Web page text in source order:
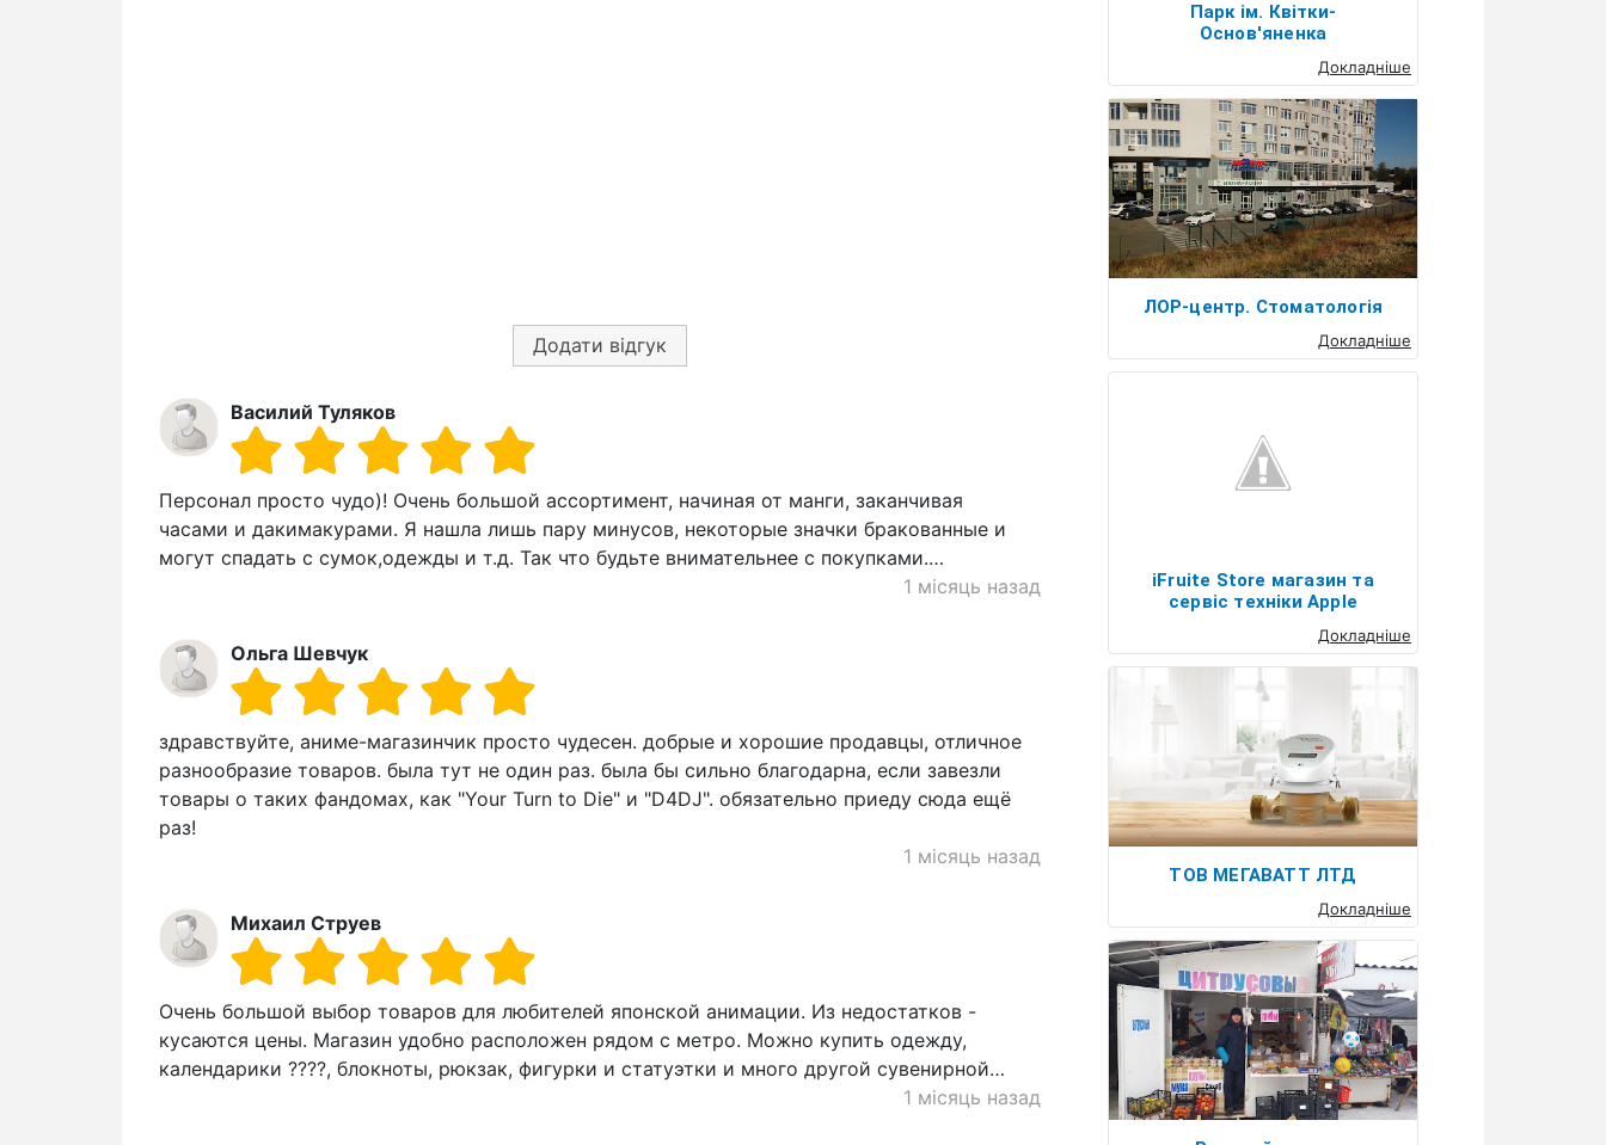
Додати відгук
Василий Туляков
Персонал просто чудо)! Очень большой ассортимент, начиная от манги, заканчивая
часами и дакимакурами. Я нашла лишь пару минусов, некоторые значки бракованные и
могут спадать с сумок,одежды и т.д. Так что будьте внимательнее с покупками.…
1 місяць назад
Ольга Шевчук
здравствуйте, аниме-магазинчик просто чудесен. добрые и хорошие продавцы, отличное
разнообразие товаров. была тут не один раз. была бы сильно благодарна, если завезли
товары о таких фандомах, как "Your Turn to Die" и "D4DJ". обязательно приеду сюда ещё
раз!
1 місяць назад
Михаил Струев
Очень большой выбор товаров для любителей японской анимации. Из недостатков -
кусаются цены. Магазин удобно расположен рядом с метро. Можно купить одежду,
календарики ????, блокноты, рюкзак, фигурки и статуэтки и много другой сувенирной…
1 місяць назад
Парк ім. Квітки-
Основ'яненка
Докладніше
ЛОР-центр. Стоматологія
Докладніше
iFruite Store магазин та
сервіс техніки Apple
Докладніше
ТОВ МЕГАВАТТ ЛТД
Докладніше